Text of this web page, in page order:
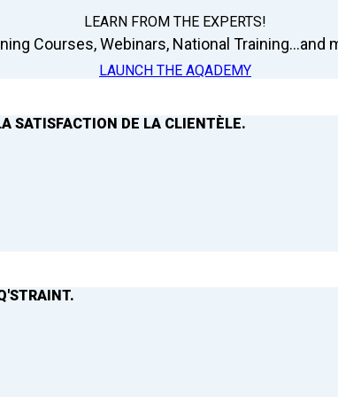
LEARN FROM THE EXPERTS!
Courses, Webinars, National Training...and
LAUNCH THE AQADEMY
SATISFACTION DE LA CLIENTÈLE.